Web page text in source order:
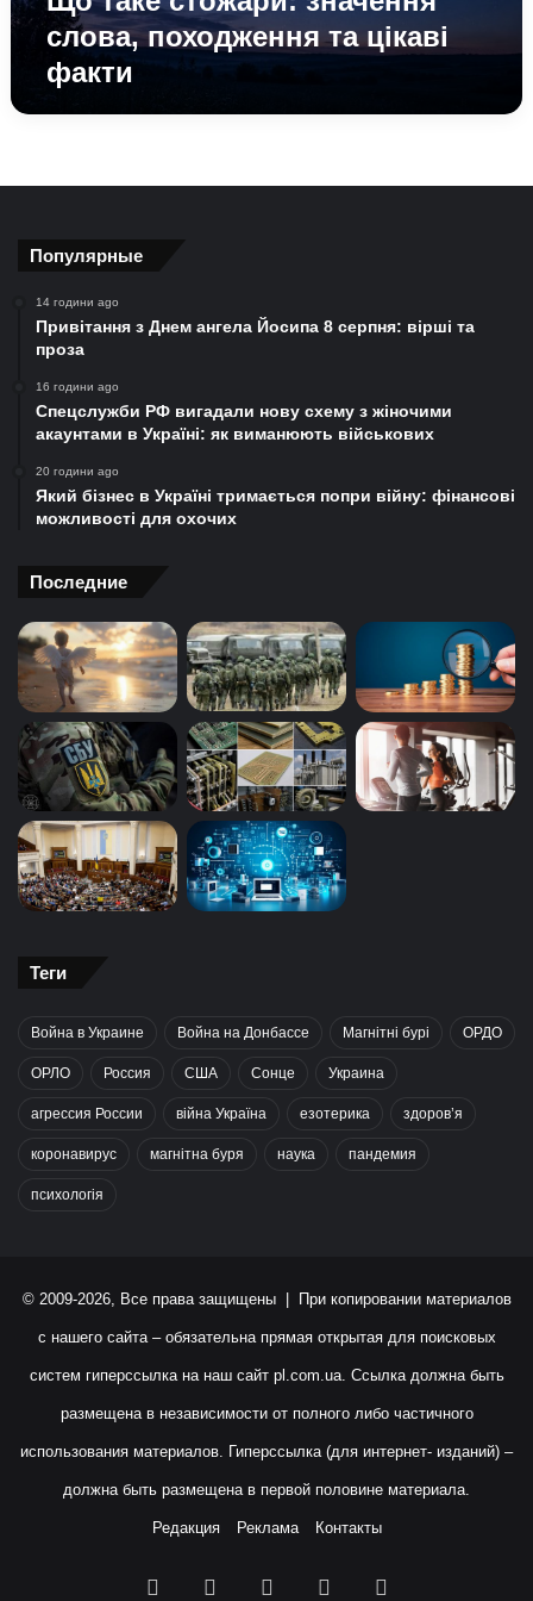
слова, походження та цікаві
факти
Популярные
14 години ago
Привітання з Днем ангела Йосипа 8 серпня: вірші та
проза
16 години ago
Спецслужби РФ вигадали нову схему з жіночими
акаунтами в Україні: як виманюють військових
20 години ago
Який бізнес в Україні тримається попри війну: фінансові
можливості для охочих
Последние
Теги
Война в Украине Война на Донбассе Магнітні бурі ОРДО
ОРЛО Россия США Сонце Украина
агрессия России війна Україна езотерика здоров’я
коронавирус магнітна буря наука пандемия
психологія
© 2009-2026, Все права защищены | При копировании материалов
с нашего сайта – обязательна прямая открытая для поисковых
систем гиперссылка на наш сайт pl.com.ua. Ссылка должна быть
размещена в независимости от полного либо частичного
использования материалов. Гиперссылка (для интернет- изданий) –
должна быть размещена в первой половине материала.
Редакция Реклама Контакты
Facebook YouTubeInstagram